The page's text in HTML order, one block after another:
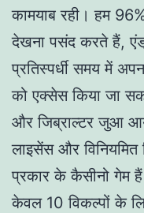
कामयाब रही। हम
देखना पसंद करते हैं,
प्रतिस्पर्धी समय में
को एक्सेस किया जा
और जिब्राल्टर जुआ
लाइसेंस और
प्रकार के कैसीनो गेम
केवल 10 विकल्पों के